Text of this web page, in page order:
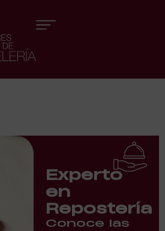
Experto
en
Repostería
Conoce las